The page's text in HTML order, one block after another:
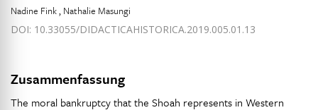
Nadine Fink Nathalie Masungi
DOI: 10.33055/DIDACTICAHISTORICA.2019.005.01.13
Zusammenfassung
The moral bankruptcy that the Shoah represents in Western